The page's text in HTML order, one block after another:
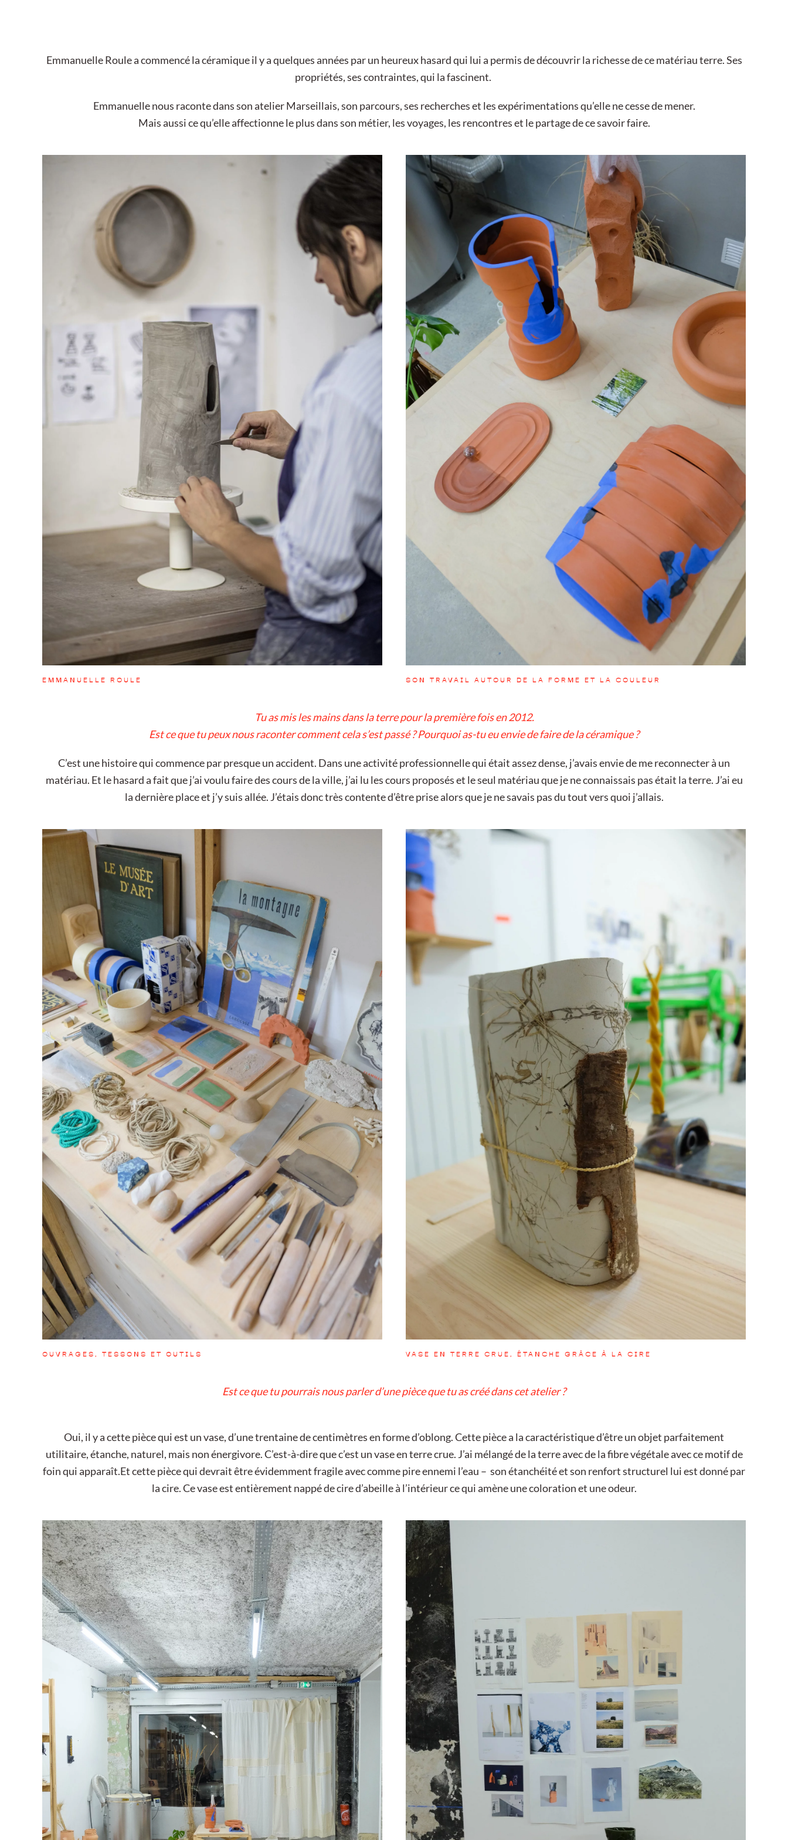
Emmanuelle Roule a commencé la céramique il y a quelques années par un heureux hasard qui lui a permis de découvrir la richesse de ce matériau terre. Ses
propriétés, ses contraintes, qui la fascinent.
Emmanuelle nous raconte dans son atelier Marseillais, son parcours, ses recherches et les expérimentations qu’elle ne cesse de mener.
Mais aussi ce qu’elle affectionne le plus dans son métier, les voyages, les rencontres et le partage de ce savoir faire.
EMMANUELLE ROULE SON TRAVAIL AUTOUR DE LA FORME ET LA COULEUR
Tu as mis les mains dans la terre pour la première fois en 2012.
Est ce que tu peux nous raconter comment cela s’est passé ? Pourquoi as-tu eu envie de faire de la céramique ?
C’est une histoire qui commence par presque un accident. Dans une activité professionnelle qui était assez dense, j’avais envie de me reconnecter à un
matériau. Et le hasard a fait que j’ai voulu faire des cours de la ville, j’ai lu les cours proposés et le seul matériau que je ne connaissais pas était la terre. J’ai eu
la dernière place et j’y suis allée. J’étais donc très contente d’être prise alors que je ne savais pas du tout vers quoi j’allais.
OUVRAGES, TESSONS ET OUTILS VASE EN TERRE CRUE, ÉTANCHE GRÂCE À LA CIRE
Est ce que tu pourrais nous parler d’une pièce que tu as créé dans cet atelier ?
Oui, il y a cette pièce qui est un vase, d’une trentaine de centimètres en forme d’oblong. Cette pièce a la caractéristique d’être un objet parfaitement
utilitaire, étanche, naturel, mais non énergivore. C’est-à-dire que c’est un vase en terre crue. J’ai mélangé de la terre avec de la fibre végétale avec ce motif de
foin qui apparaît.Et cette pièce qui devrait être évidemment fragile avec comme pire ennemi l’eau – son étanchéité et son renfort structurel lui est donné par
la cire. Ce vase est entièrement nappé de cire d’abeille à l’intérieur ce qui amène une coloration et une odeur.